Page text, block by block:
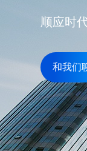
顺应时
和我们